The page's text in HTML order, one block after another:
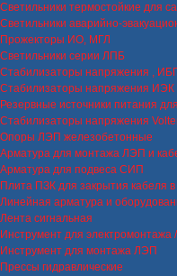
Светильники термостойкие для
Светильники аварийно-
Прожекторы ИО, МГЛ
Светильники серии ЛПБ
Стабилизаторы напряжения ,
Стабилизаторы напряжения ИЭК
Резервные источники питания
Стабилизаторы напряжения
Опоры ЛЭП железобетонные
Арматура для монтажа ЛЭП и
Арматура для подвеса СИП
Плита ПЗК для закрытия кабеля
Линейная арматура и
Лента сигнальная
Инструмент для электромонтажа
Инструмент для монтажа ЛЭП
Прессы гидравлические